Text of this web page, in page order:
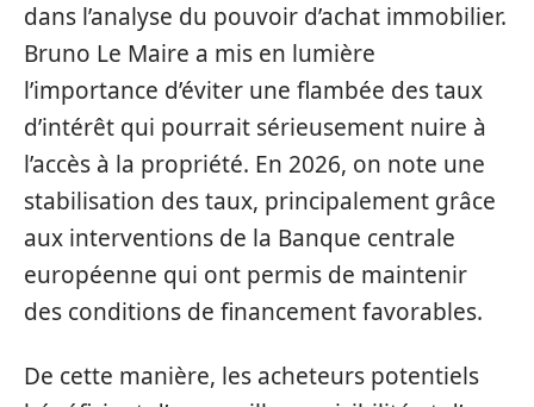
dans l’analyse du pouvoir d’achat immobilier.
Bruno Le Maire a mis en lumière
l’importance d’éviter une flambée des taux
d’intérêt qui pourrait sérieusement nuire à
l’accès à la propriété. En 2026, on note une
stabilisation des taux, principalement grâce
aux interventions de la Banque centrale
européenne qui ont permis de maintenir
des conditions de financement favorables.
De cette manière, les acheteurs potentiels